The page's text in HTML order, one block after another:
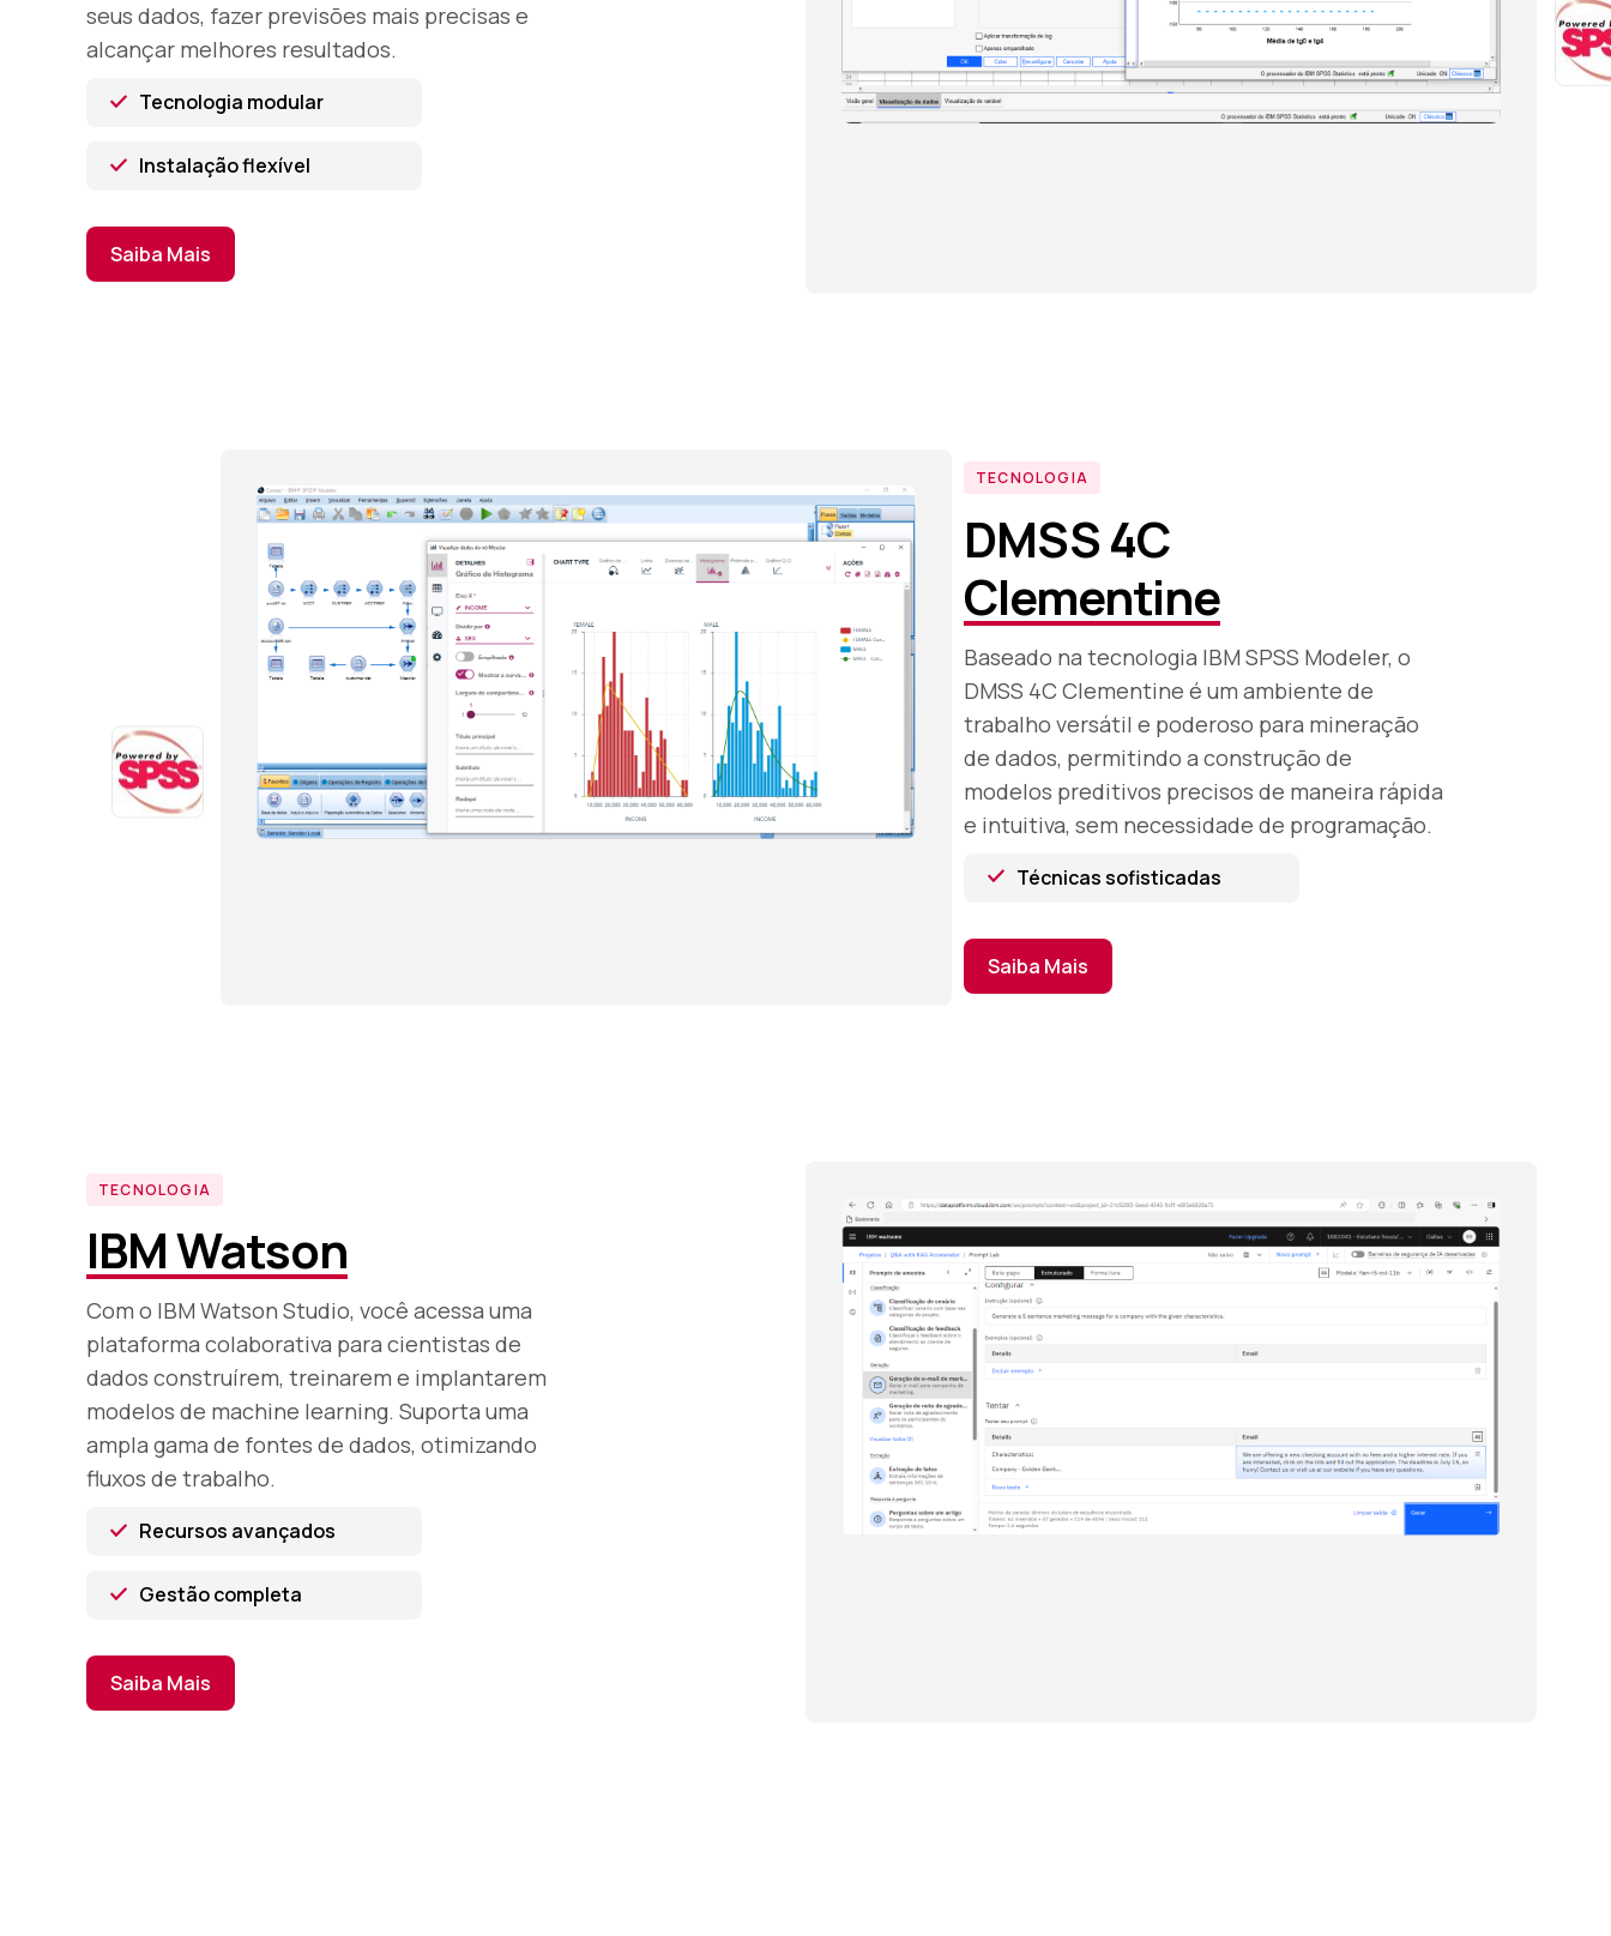
seus dados, fazer previsões mais precisas e
alcançar melhores resultados.
Tecnologia modular
Instalação flexível
Saiba Mais
TECNOLOGIA
DMSS 4C
Clementine
Baseado na tecnologia IBM SPSS Modeler, o
DMSS 4C Clementine é um ambiente de
trabalho versátil e poderoso para mineração
de dados, permitindo a construção de
modelos preditivos precisos de maneira rápida
e intuitiva, sem necessidade de programação.
Técnicas sofisticadas
Saiba Mais
TECNOLOGIA
IBM Watson
Com o IBM Watson Studio, você acessa uma
plataforma colaborativa para cientistas de
dados construírem, treinarem e implantarem
modelos de machine learning. Suporta uma
ampla gama de fontes de dados, otimizando
fluxos de trabalho.
Recursos avançados
Gestão completa
Saiba Mais